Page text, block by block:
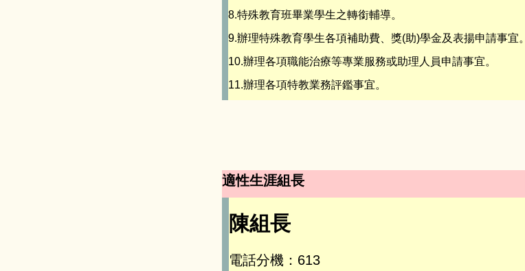
8.特殊教育班畢業學生之轉銜輔導。
9.辦理特殊教育學生各項補助費、獎(助)學金及表揚申請事宜。
10.辦理各項職能治療等專業服務或助理人員申請事宜。
11.辦理各項特教業務評鑑事宜。
適性生涯組長
陳組長
電話分機：613